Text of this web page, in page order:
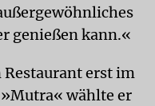
genießen kann.«
erst im
wählte er